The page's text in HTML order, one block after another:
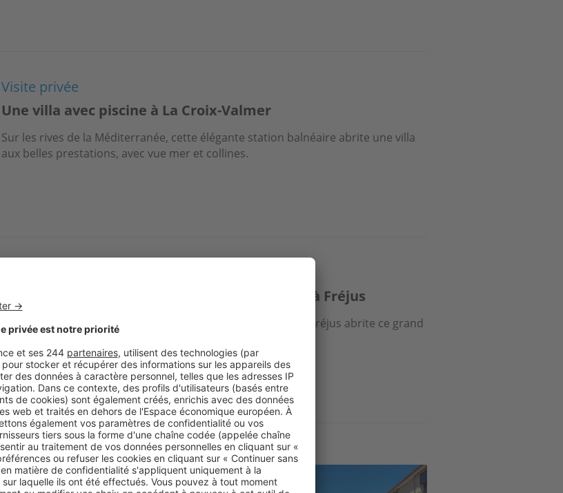
Visite privée
Une villa avec piscine à La Croix-Valmer
Sur les rives de la Méditerranée, cette élégante station balnéaire abrite une villa
aux belles prestations, avec vue mer et collines.
En exclusivité, un appartement face à la mer à Fréjus
Ancrée sur les rivages méditerranéens, la ville balnéaire de Fréjus abrite ce grand
duplex de standing, proche des plages et avec vue mer.
Image Image